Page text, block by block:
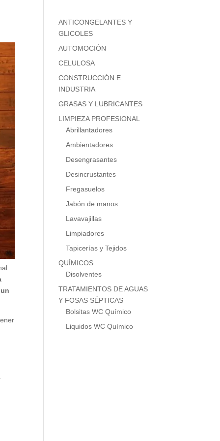
ANTICONGELANTES Y
GLICOLES
AUTOMOCIÓN
CELULOSA
CONSTRUCCIÓN E
INDUSTRIA
GRASAS Y LUBRICANTES
LIMPIEZA PROFESIONAL
Abrillantadores
Ambientadores
Desengrasantes
Desincrustantes
Fregasuelos
Jabón de manos
Lavavajillas
Limpiadores
Tapicerías y Tejidos
QUÍMICOS
Disolventes
TRATAMIENTOS DE AGUAS
Y FOSAS SÉPTICAS
Bolsitas WC Químico
Liquidos WC Químico